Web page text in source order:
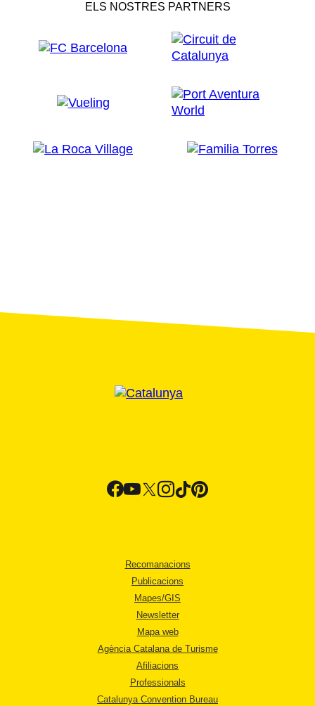
ELS NOSTRES PARTNERS
Recomanacions
Publicacions
Mapes/GIS
Newsletter
Mapa web
Agència Catalana de Turisme
Afiliacions
Professionals
Catalunya Convention Bureau